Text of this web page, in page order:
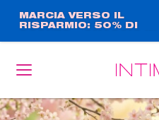
contenuto
principale
MARCIA VERSO IL
RISPARMIO: 50% DI
FORMATO COMPLETO!!